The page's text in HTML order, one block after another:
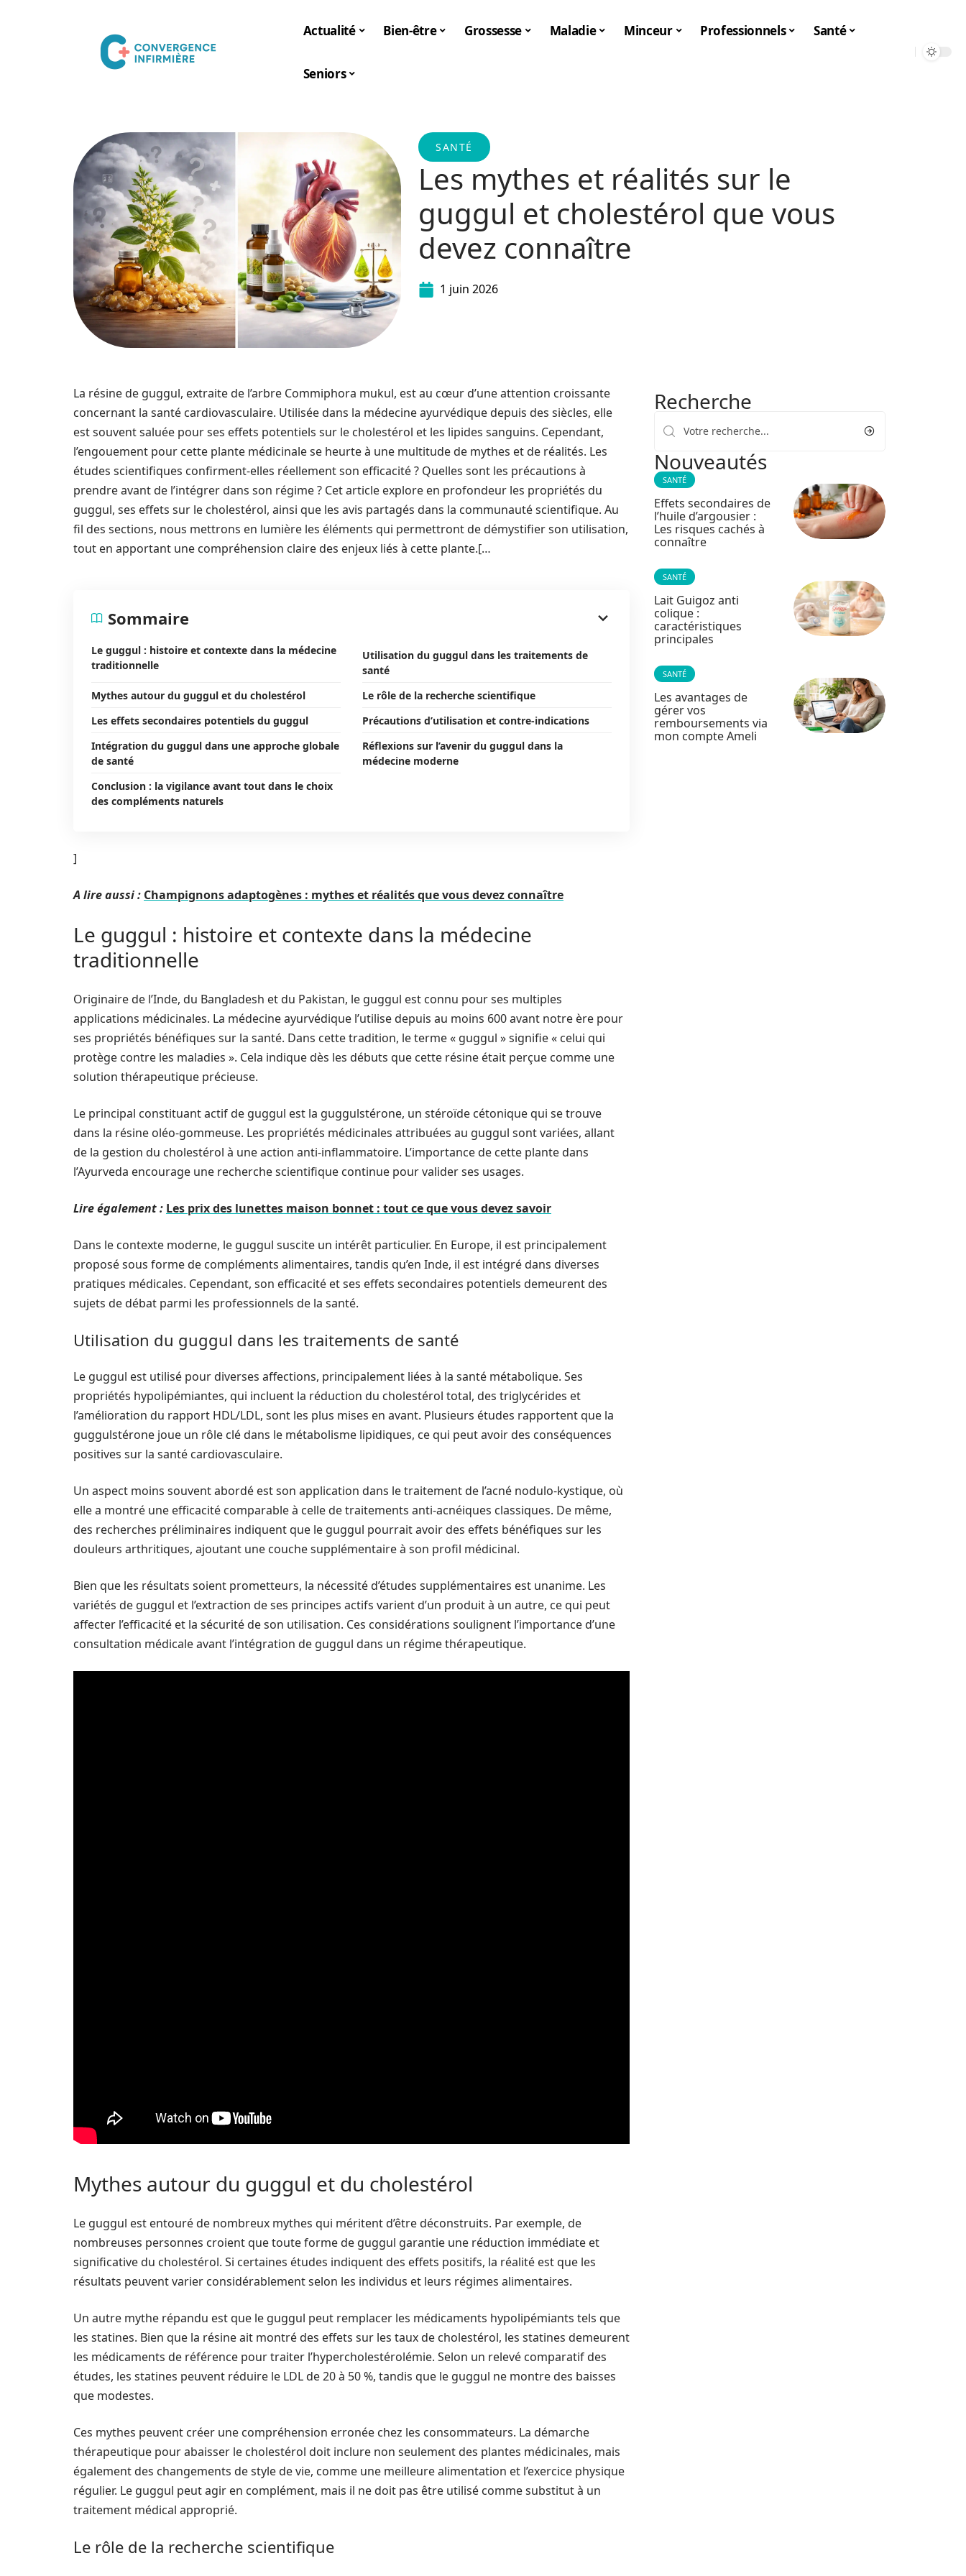
Actualité Bien-être Grossesse Maladie Minceur Professionnels Santé
Seniors
SANTÉ
Les mythes et réalités sur le
guggul et cholestérol que vous
devez connaître
1 juin 2026
La résine de guggul, extraite de l’arbre Commiphora mukul, est au cœur d’une attention croissante
concernant la santé cardiovasculaire. Utilisée dans la médecine ayurvédique depuis des siècles, elle
est souvent saluée pour ses effets potentiels sur le cholestérol et les lipides sanguins. Cependant,
l’engouement pour cette plante médicinale se heurte à une multitude de mythes et de réalités. Les
études scientifiques confirment-elles réellement son efficacité ? Quelles sont les précautions à
prendre avant de l’intégrer dans son régime ? Cet article explore en profondeur les propriétés du
guggul, ses effets sur le cholestérol, ainsi que les avis partagés dans la communauté scientifique. Au
fil des sections, nous mettrons en lumière les éléments qui permettront de démystifier son utilisation,
tout en apportant une compréhension claire des enjeux liés à cette plante.[…
Sommaire
Le guggul : histoire et contexte dans la médecine
traditionnelle
Utilisation du guggul dans les traitements de
santé
Mythes autour du guggul et du cholestérol
Le rôle de la recherche scientifique
Les effets secondaires potentiels du guggul
Précautions d’utilisation et contre-indications
Intégration du guggul dans une approche globale
de santé
Réflexions sur l’avenir du guggul dans la
médecine moderne
Conclusion : la vigilance avant tout dans le choix
des compléments naturels
]
A lire aussi : Champignons adaptogènes : mythes et réalités que vous devez connaître
Le guggul : histoire et contexte dans la médecine
traditionnelle
Originaire de l’Inde, du Bangladesh et du Pakistan, le guggul est connu pour ses multiples
applications médicinales. La médecine ayurvédique l’utilise depuis au moins 600 avant notre ère pour
ses propriétés bénéfiques sur la santé. Dans cette tradition, le terme « guggul » signifie « celui qui
protège contre les maladies ». Cela indique dès les débuts que cette résine était perçue comme une
solution thérapeutique précieuse.
Le principal constituant actif de guggul est la guggulstérone, un stéroïde cétonique qui se trouve
dans la résine oléo-gommeuse. Les propriétés médicinales attribuées au guggul sont variées, allant
de la gestion du cholestérol à une action anti-inflammatoire. L’importance de cette plante dans
l’Ayurveda encourage une recherche scientifique continue pour valider ses usages.
Lire également : Les prix des lunettes maison bonnet : tout ce que vous devez savoir
Dans le contexte moderne, le guggul suscite un intérêt particulier. En Europe, il est principalement
proposé sous forme de compléments alimentaires, tandis qu’en Inde, il est intégré dans diverses
pratiques médicales. Cependant, son efficacité et ses effets secondaires potentiels demeurent des
sujets de débat parmi les professionnels de la santé.
Utilisation du guggul dans les traitements de santé
Le guggul est utilisé pour diverses affections, principalement liées à la santé métabolique. Ses
propriétés hypolipémiantes, qui incluent la réduction du cholestérol total, des triglycérides et
l’amélioration du rapport HDL/LDL, sont les plus mises en avant. Plusieurs études rapportent que la
guggulstérone joue un rôle clé dans le métabolisme lipidiques, ce qui peut avoir des conséquences
positives sur la santé cardiovasculaire.
Un aspect moins souvent abordé est son application dans le traitement de l’acné nodulo-kystique, où
elle a montré une efficacité comparable à celle de traitements anti-acnéiques classiques. De même,
des recherches préliminaires indiquent que le guggul pourrait avoir des effets bénéfiques sur les
douleurs arthritiques, ajoutant une couche supplémentaire à son profil médicinal.
Bien que les résultats soient prometteurs, la nécessité d’études supplémentaires est unanime. Les
variétés de guggul et l’extraction de ses principes actifs varient d’un produit à un autre, ce qui peut
affecter l’efficacité et la sécurité de son utilisation. Ces considérations soulignent l’importance d’une
consultation médicale avant l’intégration de guggul dans un régime thérapeutique.
Mythes autour du guggul et du cholestérol
Le guggul est entouré de nombreux mythes qui méritent d’être déconstruits. Par exemple, de
nombreuses personnes croient que toute forme de guggul garantie une réduction immédiate et
significative du cholestérol. Si certaines études indiquent des effets positifs, la réalité est que les
résultats peuvent varier considérablement selon les individus et leurs régimes alimentaires.
Un autre mythe répandu est que le guggul peut remplacer les médicaments hypolipémiants tels que
les statines. Bien que la résine ait montré des effets sur les taux de cholestérol, les statines demeurent
les médicaments de référence pour traiter l’hypercholestérolémie. Selon un relevé comparatif des
études, les statines peuvent réduire le LDL de 20 à 50 %, tandis que le guggul ne montre des baisses
que modestes.
Ces mythes peuvent créer une compréhension erronée chez les consommateurs. La démarche
thérapeutique pour abaisser le cholestérol doit inclure non seulement des plantes médicinales, mais
également des changements de style de vie, comme une meilleure alimentation et l’exercice physique
régulier. Le guggul peut agir en complément, mais il ne doit pas être utilisé comme substitut à un
traitement médical approprié.
Le rôle de la recherche scientifique
Recherche
Nouveautés
SANTÉ
Effets secondaires de
l’huile d’argousier :
Les risques cachés à
connaître
SANTÉ
Lait Guigoz anti
colique :
caractéristiques
principales
SANTÉ
Les avantages de
gérer vos
remboursements via
mon compte Ameli